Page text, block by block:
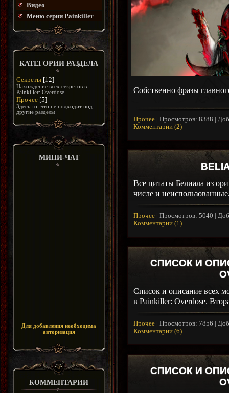
Видео
Меню серии Painkiller
КАТЕГОРИИ РАЗДЕЛА
Секреты [12]
Нахождение всех секретов в
Painkiller: Overdose
Прочее [5]
Здесь то, что не подходит под
другие разделы
МИНИ-ЧАТ
Для добавления необходима
авторизация
КОММЕНТАРИИ
Собственно фразы
Прочее | Просмотров: 8388 |
Комментарии (2)
Все цитаты Белиала из
числе и
Прочее | Просмотров: 5040 |
Комментарии (1)
СПИСОК И
Список и описание всех
в Painkiller: Overdose.
Прочее | Просмотров: 7856 |
Комментарии (6)
СПИСОК И